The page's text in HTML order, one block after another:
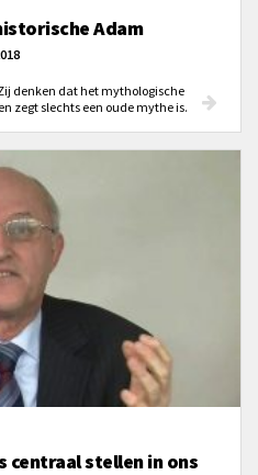
Adam
denken dat het mythologische
zegt slechts een oude mythe is.
centraal stellen in ons